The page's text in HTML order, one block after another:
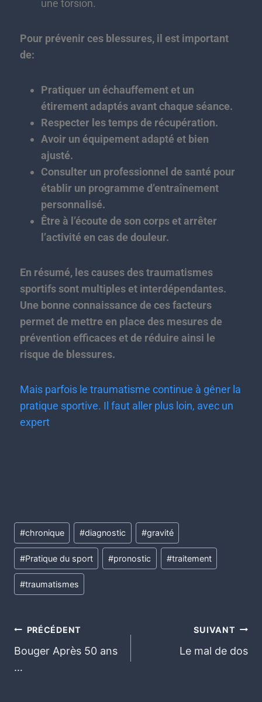
une torsion.
Pour prévenir ces blessures, il est important
de:
Pratiquer un échauffement et un
étirement adaptés avant chaque séance.
Respecter les temps de récupération.
Avoir un équipement adapté et bien
ajusté.
Consulter un professionnel de santé pour
établir un programme d’entraînement
personnalisé.
Être à l’écoute de son corps et arrêter
l’activité en cas de douleur.
En résumé, les causes des traumatismes
sportifs sont multiples et interdépendantes.
Une bonne connaissance de ces facteurs
permet de mettre en place des mesures de
prévention efficaces et de réduire ainsi le
risque de blessures.
Mais parfois le traumatisme continue à gêner la
pratique sportive. Il faut aller plus loin, avec un
expert
#chronique #diagnostic #gravité
#Pratique du sport #pronostic #traitement
#traumatismes
PRÉCÉDENT
Bouger Après 50 ans
…
SUIVANT
Le mal de dos